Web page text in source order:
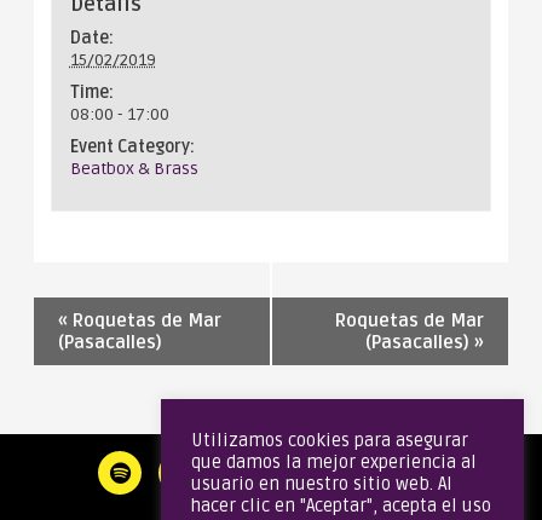
Date:
15/02/2019
Time:
08:00 - 17:00
Event Category:
Beatbox & Brass
« Roquetas de Mar
(Pasacalles)
Roquetas de Mar
(Pasacalles)»
Utilizamos cookies para asegurar
que damos la mejor experiencia al
usuario en nuestro sitio web. Al
hacer clic en "Aceptar", acepta el uso